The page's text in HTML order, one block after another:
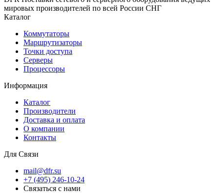
мировых производителей по всей России СНГ
Каталог
Коммутаторы
Маршрутизаторы
Точки доступа
Серверы
Процессоры
Информация
Каталог
Производители
Доставка и оплата
О компании
Контакты
Для Связи
mail@dfr.su
+7 (495) 246-10-24
Связаться с нами